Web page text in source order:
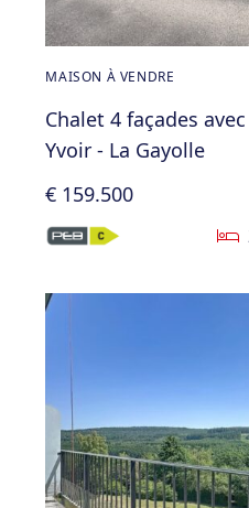
MAISON À VENDRE
Chalet 4 façades
Yvoir - La Gayolle
€ 159.500